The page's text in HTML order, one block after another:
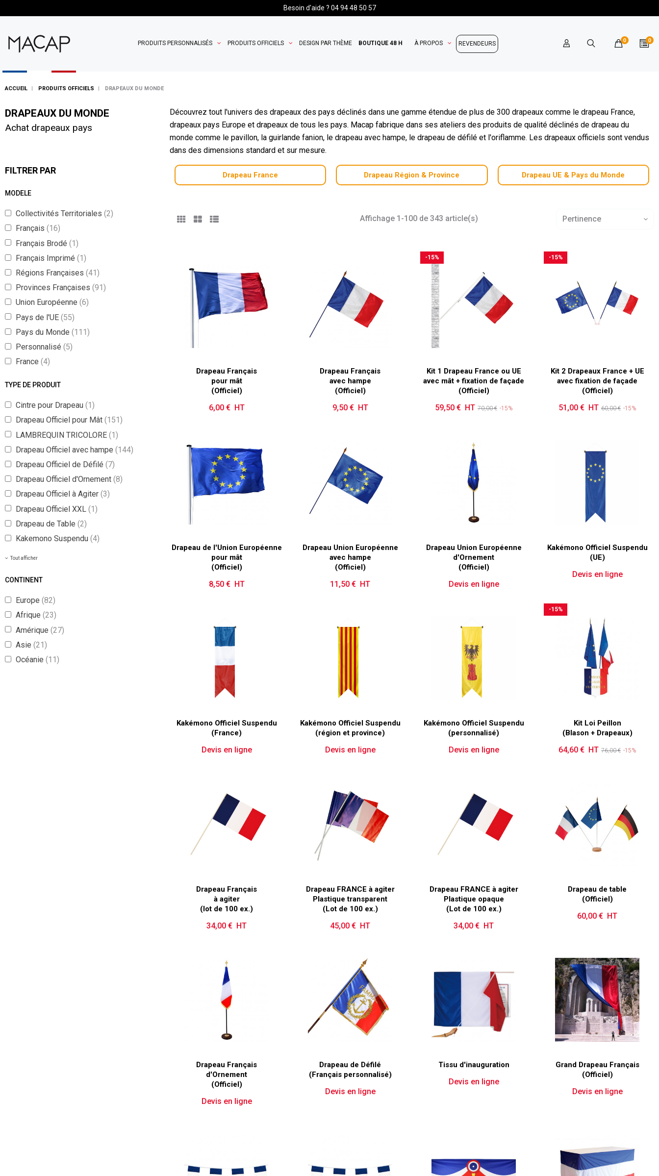
Besoin d'aide ? 04 94 48 50 57
PRODUITS PERSONNALISÉS PRODUITS OFFICIELS DESIGN PAR THÈME BOUTIQUE 48 H À PROPOS REVENDEURS
0 0
ACCUEIL PRODUITS OFFICIELS DRAPEAUX DU MONDE
DRAPEAUX DU MONDE
Achat drapeaux pays
Découvrez tout l'univers des drapeaux des pays déclinés dans une gamme étendue de plus de 300 drapeaux comme le drapeau France,
drapeaux pays Europe et drapeaux de tous les pays. Macap fabrique dans ses ateliers des produits de qualité déclinés de drapeau du
monde comme le pavillon, la guirlande fanion, le drapeau avec hampe, le drapeau de défilé et l'oriflamme. Les drapeaux officiels sont vendus
dans des dimensions standard et sur mesure.
Drapeau France Drapeau Région & Province Drapeau UE & Pays du Monde
Affichage 1-100 de 343 article(s) Pertinence
Drapeau Français
pour mât
(Officiel)
Prix
6,00 € HT
Drapeau Français
avec hampe
(Officiel)
Prix
9,50 € HT
-15%
Kit 1 Drapeau France ou UE
avec mât + fixation de façade
(Officiel)
Prix de base
70,00 € -15%
Prix
59,50 € HT
-15%
Kit 2 Drapeaux France + UE
avec fixation de façade
(Officiel)
Prix de base
60,00 € -15%
Prix
51,00 € HT
Drapeau de l'Union Européenne
pour mât
(Officiel)
Prix
8,50 € HT
Drapeau Union Européenne
avec hampe
(Officiel)
Prix
11,50 € HT
Drapeau Union Européenne
d'Ornement
(Officiel)
Devis en ligne
Kakémono Officiel Suspendu
(UE)
Devis en ligne
Kakémono Officiel Suspendu
(France)
Devis en ligne
Kakémono Officiel Suspendu
(région et province)
Devis en ligne
Kakémono Officiel Suspendu
(personnalisé)
Devis en ligne
-15%
Kit Loi Peillon
(Blason + Drapeaux)
Prix de base
76,00 € -15%
Prix
64,60 € HT
Drapeau Français
à agiter
(lot de 100 ex.)
Prix
34,00 € HT
Drapeau FRANCE à agiter
Plastique transparent
(Lot de 100 ex.)
Prix
45,00 € HT
Drapeau FRANCE à agiter
Plastique opaque
(Lot de 100 ex.)
Prix
34,00 € HT
Drapeau de table
(Officiel)
Prix
60,00 € HT
Drapeau Français
d'Ornement
(Officiel)
Devis en ligne
Drapeau de Défilé
(Français personnalisé)
Devis en ligne
Tissu d'inauguration
Devis en ligne
Grand Drapeau Français
(Officiel)
Devis en ligne
FILTRER PAR
MODELE
Collectivités Territoriales (2)
Français (16)
Français Brodé (1)
Français Imprimé (1)
Régions Françaises (41)
Provinces Françaises (91)
Union Européenne (6)
Pays de l'UE (55)
Pays du Monde (111)
Personnalisé (5)
France (4)
TYPE DE PRODUIT
Cintre pour Drapeau (1)
Drapeau Officiel pour Mât (151)
LAMBREQUIN TRICOLORE (1)
Drapeau Officiel avec hampe (144)
Drapeau Officiel de Défilé (7)
Drapeau Officiel d'Ornement (8)
Drapeau Officiel à Agiter (3)
Drapeau Officiel XXL (1)
Drapeau de Table (2)
Kakemono Suspendu (4)
Tout afficher
CONTINENT
Europe (82)
Afrique (23)
Amérique (27)
Asie (21)
Océanie (11)